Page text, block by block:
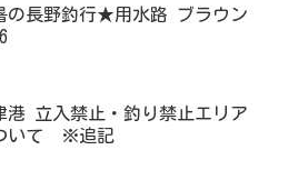
の長野釣行★用水路 ブラウン
港 立入禁止・釣り禁止エリア
いて ※追記